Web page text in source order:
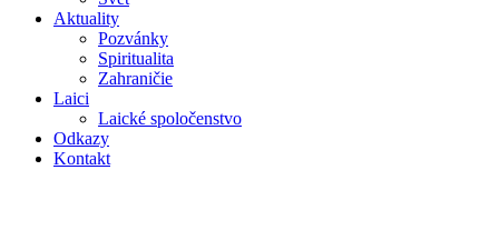
Aktuality
Pozvánky
Spiritualita
Zahraničie
Laici
Laické spoločenstvo
Odkazy
Kontakt